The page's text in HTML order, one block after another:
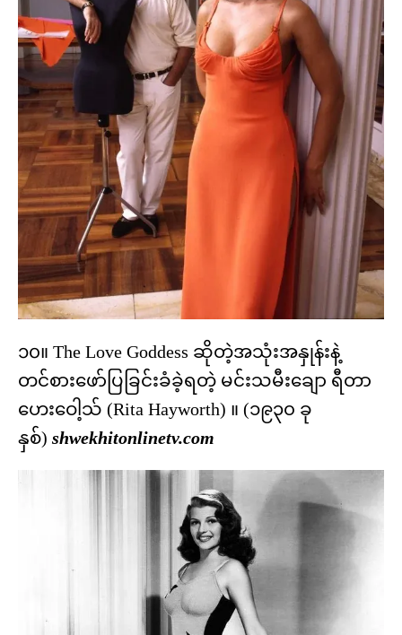
၁၀။ The Love Goddess ဆိုတဲ့အသုံးအနှုန်းနဲ့
တင်စားဖော်ပြခြင်းခံခဲ့ရတဲ့ မင်းသမီးချော ရီတာ
ဟေးဝေါ့သ် (Rita Hayworth) ။ (၁၉၃၀ ခု
နှစ်) shwekhitonlinetv.com